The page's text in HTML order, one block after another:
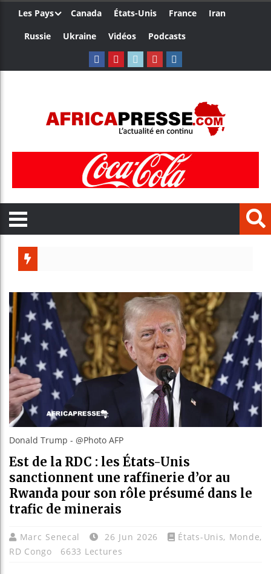
Les Pays Canada États-Unis France
Iran
Russie
Ukraine Vidéos Podcasts
Côte
Tunisie :
Ceuta :
Donald Trump - @Photo AFP
Est de la RDC : les États-Unis
sanctionnent une raffinerie d’or au
Rwanda pour son rôle présumé dans le
trafic de minerais
Marc Senecal 26 Jun 2026 États-Unis, Monde,
RD Congo
6633 Lectures